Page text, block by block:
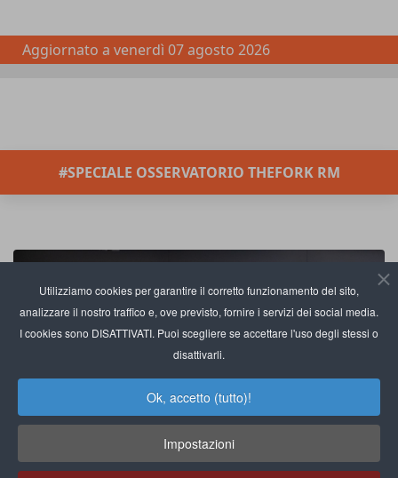
Utilizziamo cookies per garantire il corretto funzionamento del sito,
analizzare il nostro traffico e, ove previsto, fornire i servizi dei social media.
I cookies sono DISATTIVATI. Puoi scegliere se accettare l'uso degli stessi o
disattivarli.
Ok, accetto (tutto)!
Impostazioni
Aggiornato a venerdì 07 agosto 2026
#SPECIALE OSSERVATORIO THEFORK RM